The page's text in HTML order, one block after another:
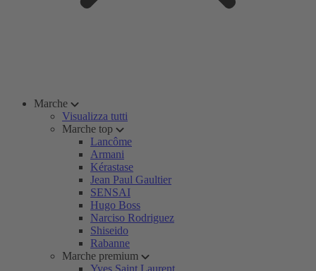
Marche
Visualizza tutti
Marche top
Lancôme
Armani
Kérastase
Jean Paul Gaultier
SENSAI
Hugo Boss
Narciso Rodriguez
Shiseido
Rabanne
Marche premium
Yves Saint Laurent